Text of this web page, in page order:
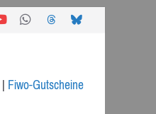
|Fiwo-Gutscheine